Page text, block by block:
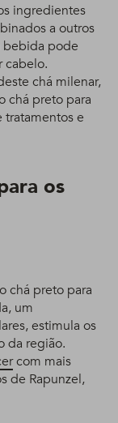
ingredientes
a outros
bebida pode
cabelo.
chá milenar,
chá preto para
tratamentos e
os
chá preto para
um
estimula os
da região.
com mais
de Rapunzel,